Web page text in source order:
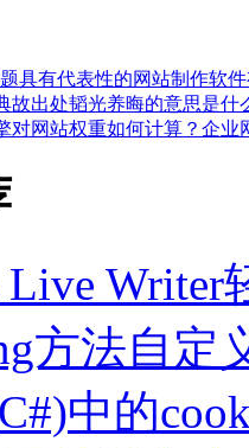
具有代表性的网站制作软
故出处韬光养晦的意思是什
对网站权重如何计算？ 企业
Live
方法自定
中的